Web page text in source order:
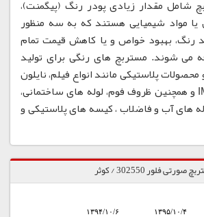
شامل مقدار زیادی پودر رنگ (پیگمنت)،
یا مواد شیمیایی هستند که به سه منظور
رنگ، بهبود خواص و یا کاهش قیمت تمام
می شوند. مستربچ های رنگی برای تولید
پلاستیکی مانند انواع فیلم، نایلون
و نایلکس، ظروف IML و همچنین ظروف فوم، لوله های ساختمانی،
های آب و فاضلاب ، کیسه های پلاستیکی و
فلور 302550 / کوثر
۱۳۹۴/۱۰/۶ ۱۳۹۵/۱۰/۴